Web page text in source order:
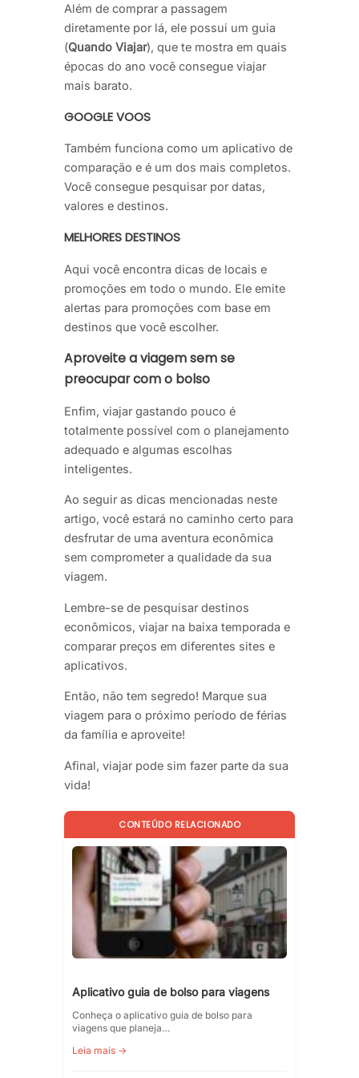
Além de comprar a passagem
diretamente por lá, ele possui um guia
(Quando Viajar), que te mostra em quais
épocas do ano você consegue viajar
mais barato.
GOOGLE VOOS
Também funciona como um aplicativo de
comparação e é um dos mais completos.
Você consegue pesquisar por datas,
valores e destinos.
MELHORES DESTINOS
Aqui você encontra dicas de locais e
promoções em todo o mundo. Ele emite
alertas para promoções com base em
destinos que você escolher.
Aproveite a viagem sem se
preocupar com o bolso
Enfim, viajar gastando pouco é
totalmente possível com o planejamento
adequado e algumas escolhas
inteligentes.
Ao seguir as dicas mencionadas neste
artigo, você estará no caminho certo para
desfrutar de uma aventura econômica
sem comprometer a qualidade da sua
viagem.
Lembre-se de pesquisar destinos
econômicos, viajar na baixa temporada e
comparar preços em diferentes sites e
aplicativos.
Então, não tem segredo! Marque sua
viagem para o próximo período de férias
da família e aproveite!
Afinal, viajar pode sim fazer parte da sua
vida!
CONTEÚDO RELACIONADO
Aplicativo guia de bolso para viagens
Conheça o aplicativo guia de bolso para
viagens que planeja…
Leia mais →